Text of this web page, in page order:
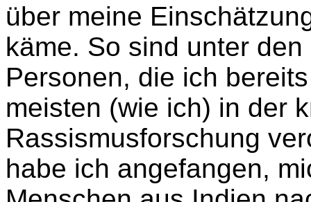
über meine
käme. So sind unter
Personen, die ich
meisten (wie ich) in der
Rassismusforschung
habe ich angefangen,